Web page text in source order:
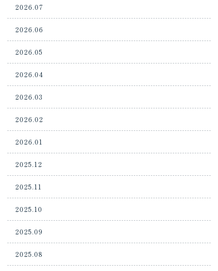
2026.07
2026.06
2026.05
2026.04
2026.03
2026.02
2026.01
2025.12
2025.11
2025.10
2025.09
2025.08